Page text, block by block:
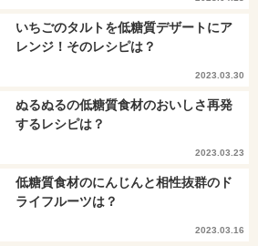
いちごのタルトを低糖質デザートにア
レンジ！そのレシピは？
2023.03.30
ぬるぬるの低糖質食材のおいしさ再発
するレシピは？
2023.03.23
低糖質食材のにんじんと相性抜群のド
ライフルーツは？
2023.03.16